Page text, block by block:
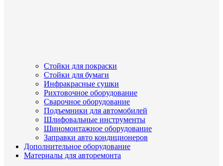
Стойки для покраски
Стойки для бумаги
Инфракрасные сушки
Рихтовочное оборудование
Сварочное оборудование
Подъемники для автомобилей
Шлифовальные инструменты
Шиномонтажное оборудование
Заправки авто кондиционеров
Дополнительное оборудование
Материалы для авторемонта